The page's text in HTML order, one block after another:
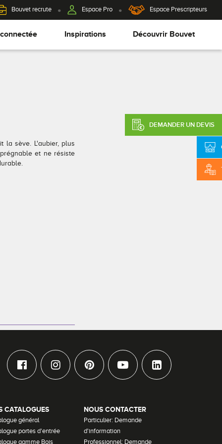
Bouvet recrute Espace Pro Espace Prescripteurs
Inspirations Découvrir Bouvet
DEMANDER UN DEVIS
la sève. L'aubier, plus
et ne résiste
CATALOGUES
général
portes d'entrée
gamme Bois
NOUS CONTACTER
Particulier: Demande
d'information
Professionnel: Demande